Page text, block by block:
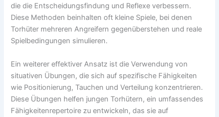
die die Entscheidungsfindung und Reflexe verbessern.
Diese Methoden beinhalten oft kleine Spiele, bei denen
Torhüter mehreren Angreifern gegenüberstehen und reale
Spielbedingungen simulieren.
Ein weiterer effektiver Ansatz ist die Verwendung von
situativen Übungen, die sich auf spezifische Fähigkeiten
wie Positionierung, Tauchen und Verteilung konzentrieren.
Diese Übungen helfen jungen Torhütern, ein umfassendes
Fähigkeitenrepertoire zu entwickeln, das sie auf